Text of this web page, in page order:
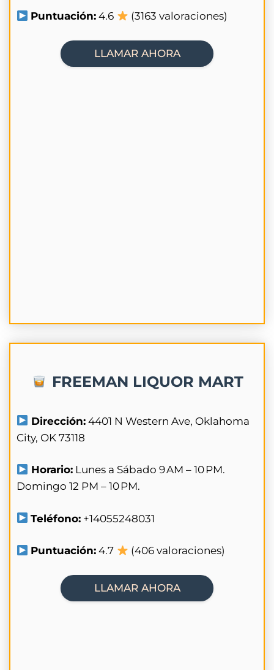
Puntuación: 4.6 (3163 valoraciones)
LLAMAR AHORA
FREEMAN LIQUOR MART
Dirección: 4401 N Western Ave, Oklahoma
City, OK 73118
Horario: Lunes a Sábado 9 AM – 10 PM.
Domingo 12 PM – 10 PM.
Teléfono: +14055248031
Puntuación: 4.7 (406 valoraciones)
LLAMAR AHORA